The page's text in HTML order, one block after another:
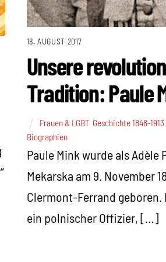
18. AUGUST 2017
Unsere
Tradition: Paule
Frauen & LGBT, Geschichte 1848-1913
Biographien
Paule Mink wurde als Adèle
Mekarska am 9. November
Clermont-Ferrand geboren.
ein polnischer Offizier, […]